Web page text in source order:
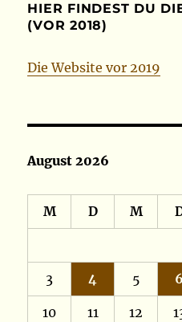
HIER FINDEST DU
(VOR 2018)
Die Website vor 2019
August 2026
M D M
3 4 5 6
10 11 12